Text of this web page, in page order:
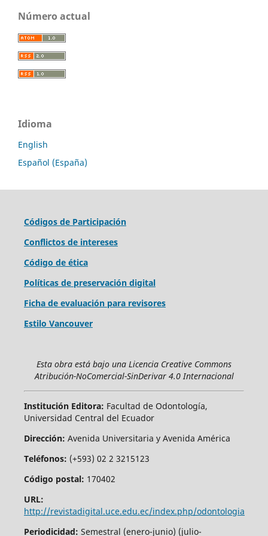
Número actual
Idioma
English
Español (España)
Códigos de Participación
Conflictos de intereses
Código de ética
Políticas de preservación digital
Ficha de evaluación para revisores
Estilo Vancouver
Esta obra está bajo una Licencia Creative Commons
Atribución-NoComercial-SinDerivar 4.0 Internacional
Institución Editora: Facultad de Odontología,
Universidad Central del Ecuador
Dirección: Avenida Universitaria y Avenida América
Teléfonos: (+593) 02 2 3215123
Código postal: 170402
URL:
http://revistadigital.uce.edu.ec/index.php/odontologia
Periodicidad: Semestral (enero-junio) (julio-